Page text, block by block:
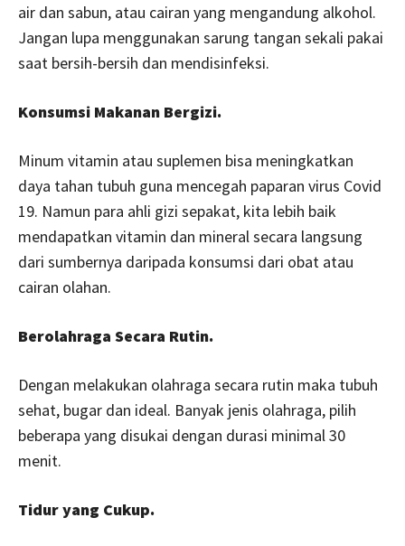
air dan sabun, atau cairan yang mengandung alkohol.
Jangan lupa menggunakan sarung tangan sekali pakai
saat bersih-bersih dan mendisinfeksi.
Konsumsi Makanan Bergizi.
Minum vitamin atau suplemen bisa meningkatkan
daya tahan tubuh guna mencegah paparan virus Covid
19. Namun para ahli gizi sepakat, kita lebih baik
mendapatkan vitamin dan mineral secara langsung
dari sumbernya daripada konsumsi dari obat atau
cairan olahan.
Berolahraga Secara Rutin.
Dengan melakukan olahraga secara rutin maka tubuh
sehat, bugar dan ideal. Banyak jenis olahraga, pilih
beberapa yang disukai dengan durasi minimal 30
menit.
Tidur yang Cukup.